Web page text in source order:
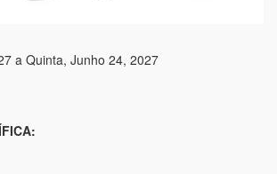
a Quinta, Junho 24, 2027